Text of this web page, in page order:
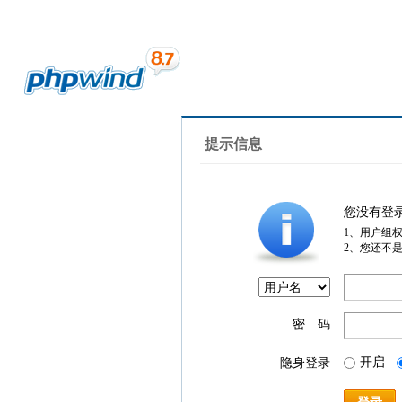
提示信息
您没有登
1、用户组
2、您还不
密 码
隐身登录 开启